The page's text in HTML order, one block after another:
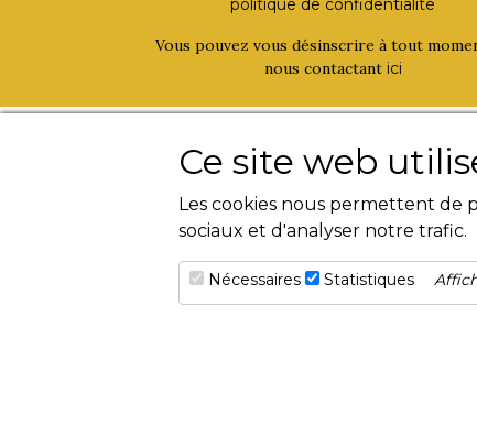
Ce site web
Les cookies nous permettent de
sociaux et d'analyser notre trafic.
Nécessaires Statistiques
politique de confidentialité
Vous pouvez vous désinscrire à tout
nous contactant ici
Contact
Activités
Magazines